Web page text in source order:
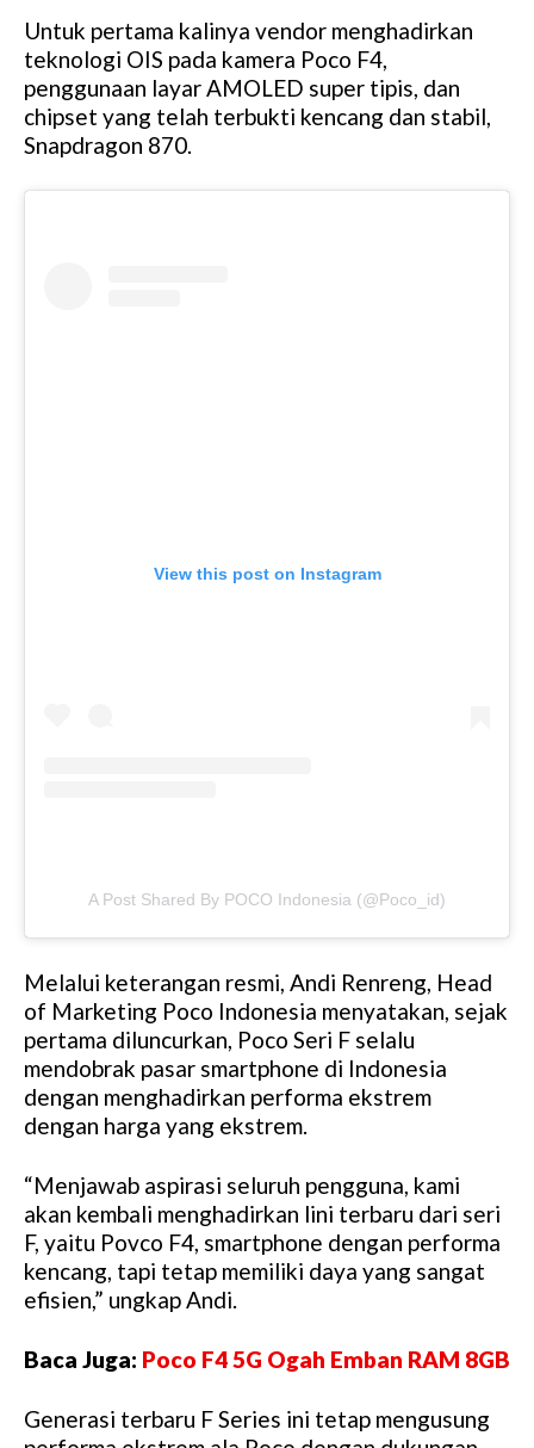
Untuk pertama kalinya vendor menghadirkan
teknologi OIS pada kamera Poco F4,
penggunaan layar AMOLED super tipis, dan
chipset yang telah terbukti kencang dan stabil,
Snapdragon 870.
View this post on Instagram
A Post Shared By POCO Indonesia (@poco_id)
Melalui keterangan resmi, Andi Renreng, Head
of Marketing Poco Indonesia menyatakan, sejak
pertama diluncurkan, Poco Seri F selalu
mendobrak pasar smartphone di Indonesia
dengan menghadirkan performa ekstrem
dengan harga yang ekstrem.
“Menjawab aspirasi seluruh pengguna, kami
akan kembali menghadirkan lini terbaru dari seri
F, yaitu Povco F4, smartphone dengan performa
kencang, tapi tetap memiliki daya yang sangat
efisien,” ungkap Andi.
Baca Juga: Poco F4 5G Ogah Emban RAM 8GB
Generasi terbaru F Series ini tetap mengusung